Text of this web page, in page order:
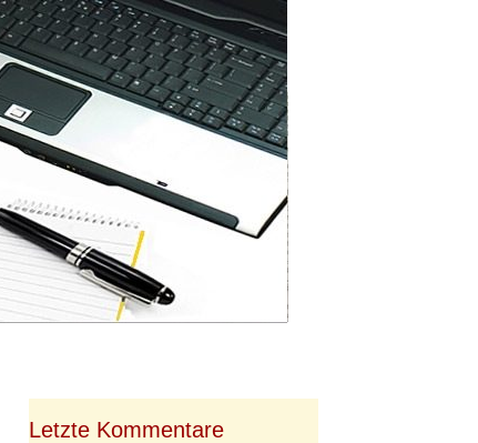
Letzte Kommentare